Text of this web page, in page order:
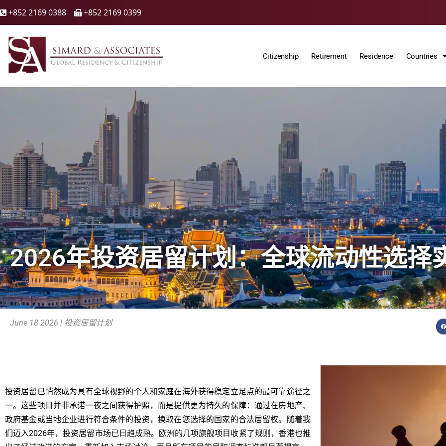
 +852 2169 0388 🖷 +852 2169 0399
Citizenship Retirement Residence Countries
2026年投资居留计划：全球流动性选择
June 18 2026 | 投资居留计划
投资居留已悄然成为具有全球视野的个人和家庭在海外获得稳定立足点的最可靠途径之
一。这些项目并非承诺一夜之间获得护照，而是提供更为持久的保障：通过在房地产、
政府基金或当地企业进行符合条件的投资，换取在您选择的国家的合法居留权。随着我
们迈入2026年，投资居留市场已日趋成熟。欧洲的几项旗舰项目收紧了规则，香港也推